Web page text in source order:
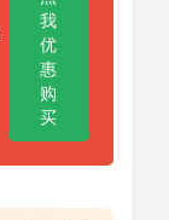
我
优
惠
购
买